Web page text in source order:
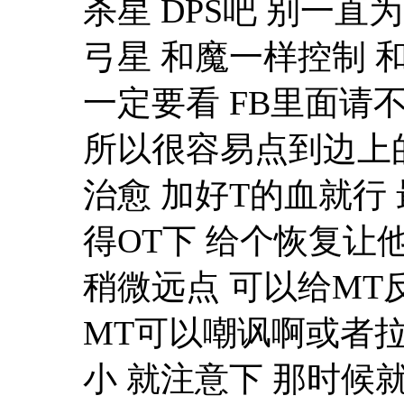
杀星 DPS吧 别一直
弓星 和魔一样控制
一定要看 FB里面请
所以很容易点到边
治愈 加好T的血就行
得OT下 给个恢复让
稍微远点 可以给MT
MT可以嘲讽啊或者
小 就注意下 那时候